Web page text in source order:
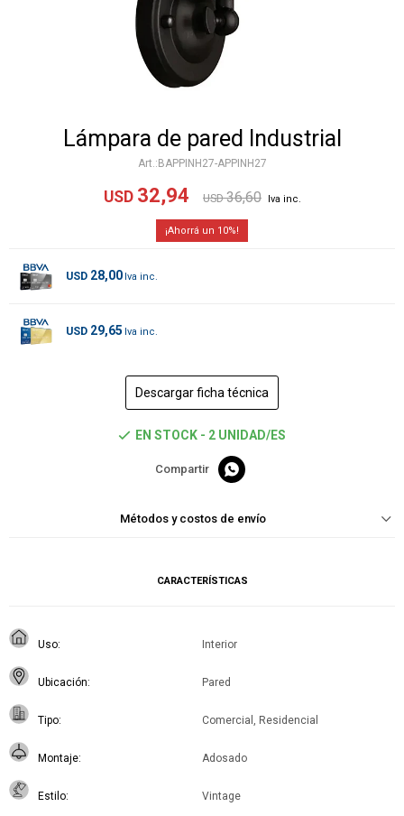
Lámpara de pared Industrial
BAPPINH27-APPINH27
USD 32,94 USD 36,60
10
USD 28,00
USD 29,65
Descargar ficha técnica
EN STOCK - 2 UNIDAD/ES

Métodos y costos de envío
CARACTERÍSTICAS
Uso Interior
Ubicación Pared
Tipo Comercial, Residencial
Montaje Adosado
Estilo Vintage